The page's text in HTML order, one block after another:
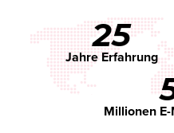
25
Jahre Erfahrung
Millionen